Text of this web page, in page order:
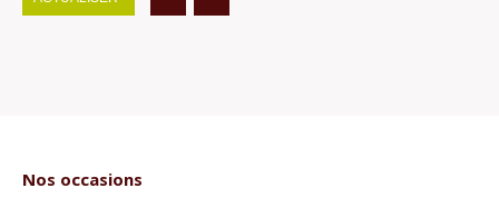
Nos occasions